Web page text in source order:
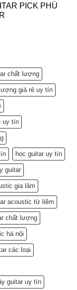
PICK PHÙ
chất lượng
giá rẻ uy tín
uy tín
học guitar uy tín
guitar
gia lâm
acoustic từ liêm
chất lượng
hà nội
các loại
guitar uy tín